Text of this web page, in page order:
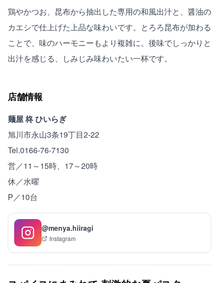
鶏やかつお、昆布から抽出した専用の和風出汁と、醤油の
カエシで仕上げた上品な味わいです。とろろ昆布が加わる
ことで、味のハーモニーもより複雑に。後味でしっかりと
出汁を感じる、しみじみ味わいたい一杯です。
店舗情報
麺屋 柊 ひいらぎ
旭川市永山3条19丁目2-22
Tel.0166-76-7130
営／11～15時、17～20時
休／水曜
P／10台
@menya.hiiragi
Instagram